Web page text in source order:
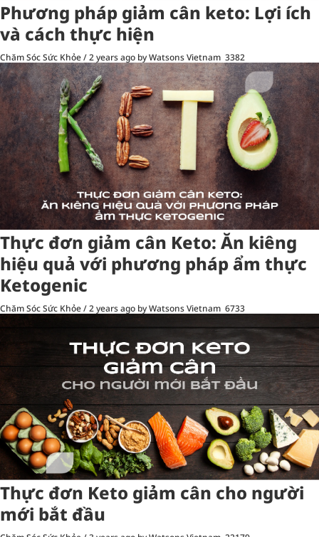
Phương pháp giảm cân keto: Lợi ích
và cách thực hiện
Chăm Sóc Sức Khỏe/2 years ago by Watsons Vietnam 3382
Thực đơn giảm cân Keto: Ăn kiêng
hiệu quả với phương pháp ẩm thực
Ketogenic
Chăm Sóc Sức Khỏe/2 years ago by Watsons Vietnam 6733
Thực đơn Keto giảm cân cho người
mới bắt đầu